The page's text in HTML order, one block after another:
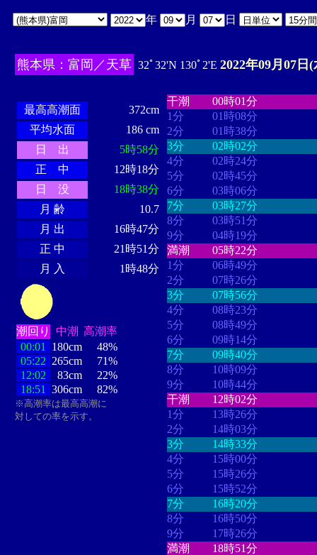
年 月 日
熊本県：富岡／天草 32ﾟ32'N 130ﾟ2'E 2022年09月07日(
最高高潮面
372cm
平均水面
186 cm
日 出
5時58分
正 中
12時18分
日 没
18時38分
月 齢
10.7
月 出
16時47分
正 中
21時51分
月 入
1時48分
潮回り 中潮 高潮率
00:01
180cm
48%
05:22 265cm
71%
12:02
83cm
22%
18:51
306cm 82%
※高潮率は最高高潮に
対しての率を示す。
干潮
00時01分
1分
01時08分
2分
01時38分
3分
02時02分
4分
02時24分
5分
02時45分
6分
03時06分
7分
03時27分
8分
03時51分
9分
04時19分
満潮
05時22分
1分
06時49分
2分
07時26分
3分
07時56分
4分
08時23分
5分
08時49分
6分
09時14分
7分
09時40分
8分
10時09分
9分
10時44分
干潮
12時02分
1分
13時26分
2分
14時03分
3分
14時33分
4分
15時00分
5分
15時26分
6分
15時52分
7分
16時20分
8分
16時50分
9分
17時26分
満潮
18時51分